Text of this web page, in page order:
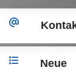
Neue